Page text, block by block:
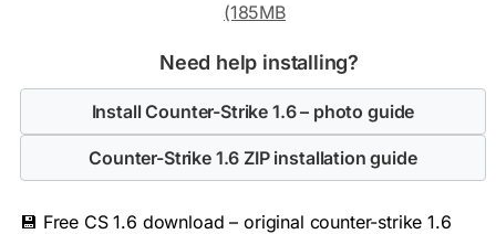
(185MB
Need help installing?
Install Counter-Strike 1.6 – photo guide
Counter-Strike 1.6 ZIP installation guide
💾 Free CS 1.6 download – original counter-strike 1.6